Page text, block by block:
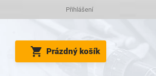
Přihlášení
NÁKUPNÍ
KOŠÍK
Prázdný košík